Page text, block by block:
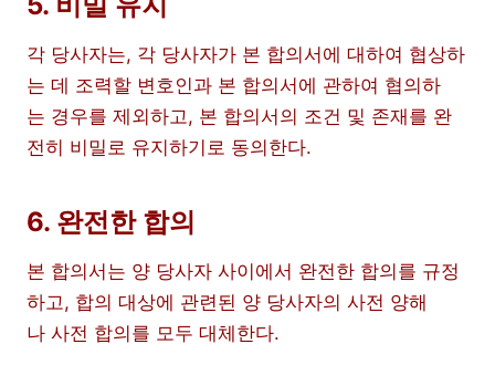
각 당사자는, 각 당사자가 본 합의서에 대하여 협상하
는 데 조력할 변호인과 본 합의서에 관하여 협의하
는 경우를 제외하고, 본 합의서의 조건 및 존재를 완
전히 비밀로 유지하기로 동의한다.
6. 완전한 합의
본 합의서는 양 당사자 사이에서 완전한 합의를 규정
하고, 합의 대상에 관련된 양 당사자의 사전 양해
나 사전 합의를 모두 대체한다.